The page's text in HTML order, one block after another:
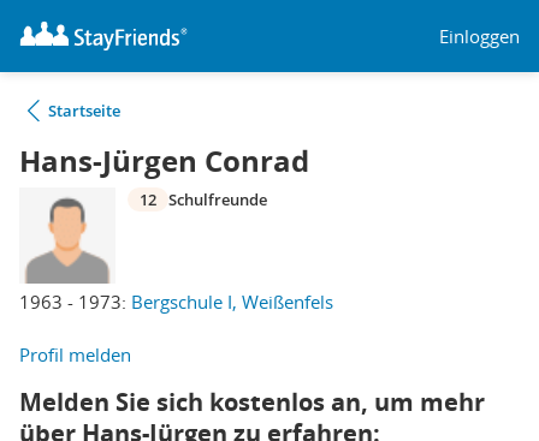
Einloggen
Startseite
Hans-Jürgen Conrad
1963 - 1973: Bergschule I, Weißenfels
12 Schulfreunde
Profil melden
Melden Sie sich kostenlos an, um mehr
über Hans-Jürgen zu erfahren: